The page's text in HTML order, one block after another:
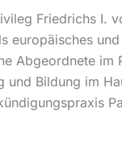
Friedrichs I.
europäisches
Abgeordnete im
und Bildung im